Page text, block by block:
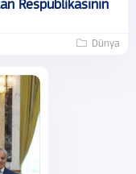
Respublikasının
Dünya